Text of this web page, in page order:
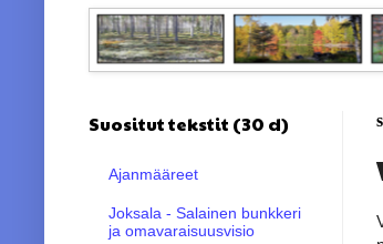
Suositut tekstit (30 d)
Ajanmääreet
Joksala - Salainen bunkkeri
ja omavaraisuusvisio